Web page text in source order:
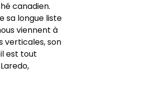
canadien.
sa longue liste
viennent à
verticales, son
est tout